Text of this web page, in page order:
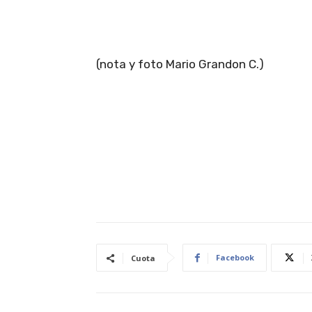
(nota y foto Mario Grandon C.)
Cuota Facebook